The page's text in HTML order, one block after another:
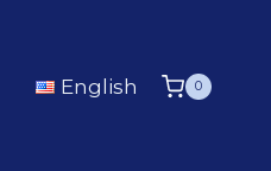
English 0